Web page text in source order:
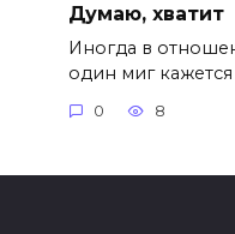
Думаю, хватит
Иногда в
один миг кажется
0 8